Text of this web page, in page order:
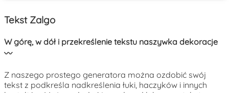
Tekst Zalgo
W górę, w dół i przekreślenie tekstu naszywka dekoracje
〰️
Z naszego prostego generatora można ozdobić swój
tekst z podkreśla nadkreślenia łuki, haczyków i innych